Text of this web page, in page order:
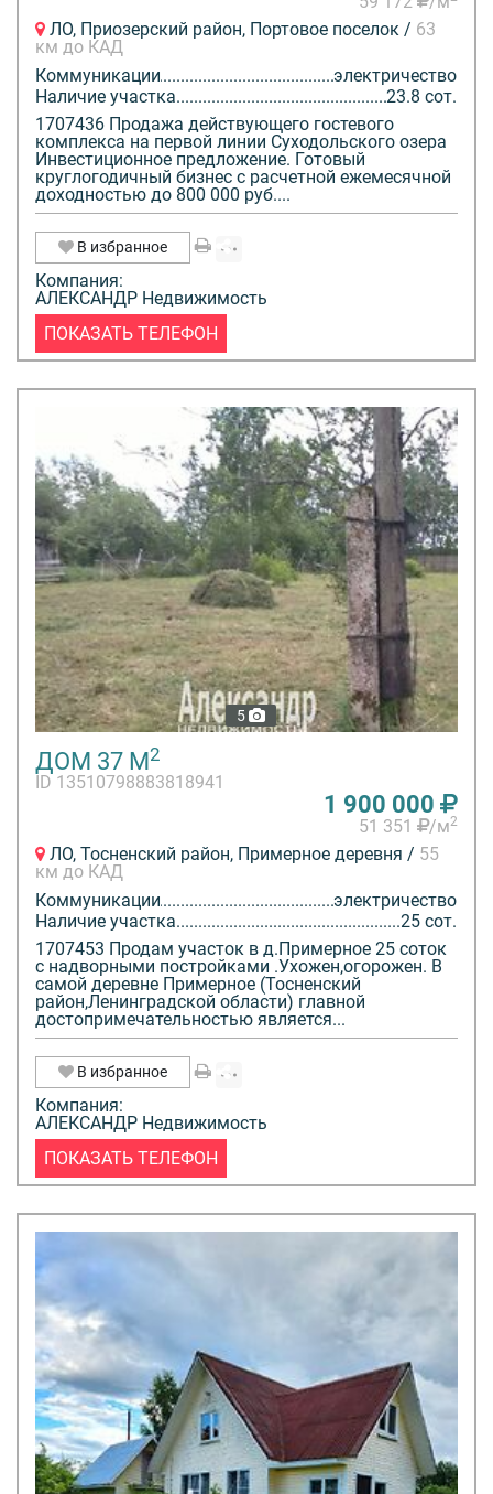
ЛО, Приозерский район, Портовое поселок / 63
км до КАД
Коммуникации
электричество
Наличие участка
23.8 сот.
1707436 Продажа действующего гостевого
комплекса на первой линии Суходольского озера
Инвестиционное предложение. Готовый
круглогодичный бизнес с расчетной ежемесячной
доходностью до 800 000 руб....
В избранное
Компания:
АЛЕКСАНДР Недвижимость
ПОКАЗАТЬ ТЕЛЕФОН
5
ДОМ 37 М2
ID 13510798883818941
1 900 000
51 351 /м2
ЛО, Тосненский район, Примерное деревня / 55
км до КАД
Коммуникации
электричество
Наличие участка
25 сот.
1707453 Продам участок в д.Примерное 25 соток
с надворными постройками .Ухожен,огорожен. В
самой деревне Примерное (Тосненский
район,Ленинградской области) главной
достопримечательностью является...
В избранное
Компания:
АЛЕКСАНДР Недвижимость
ПОКАЗАТЬ ТЕЛЕФОН